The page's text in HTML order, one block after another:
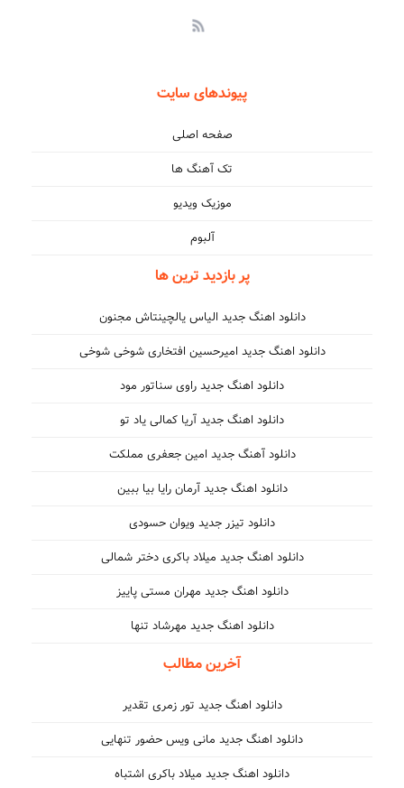
پیوندهای سایت
صفحه اصلی
تک آهنگ ها
موزیک ویدیو
آلبوم
پر بازدید ترین ها
دانلود اهنگ جدید الیاس یالچینتاش مجنون
دانلود اهنگ جدید امیرحسین افتخاری شوخی شوخی
دانلود اهنگ جدید راوی سناتور مود
دانلود اهنگ جدید آریا کمالی یاد تو
دانلود آهنگ جدید امین جعفری مملکت
دانلود اهنگ جدید آرمان رایا بیا ببین
دانلود تیزر جدید ویوان حسودی
دانلود اهنگ جدید میلاد باکری دختر شمالی
دانلود اهنگ جدید مهران مستی پاییز
دانلود اهنگ جدید مهرشاد تنها
آخرین مطالب
دانلود اهنگ جدید تور زمری تقدیر
دانلود اهنگ جدید مانی ویس حضور تنهایی
دانلود اهنگ جدید میلاد باکری اشتباه